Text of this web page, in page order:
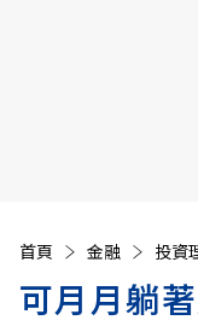
首頁 金融 投資
可月月躺